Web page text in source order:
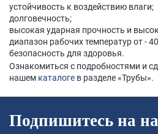
устойчивость к воздействию влаги;
долговечность;
высокая ударная прочность и
диапазон рабочих температур от -
безопасность для здоровья.
Ознакомиться с подробностями и
нашем каталоге в разделе «Трубы».
Подпишитесь на